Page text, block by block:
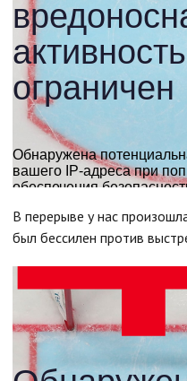
В перерыве у нас
был бессилен против